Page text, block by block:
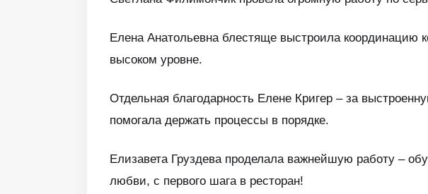
Елена Анатольевна блестяще выстроила координацию
высоком уровне.
Отдельная благодарность Елене Кригер – за
помогала держать процессы в порядке.
Елизавета Груздева проделала важнейшую работу –
любви, с первого шага в ресторан!